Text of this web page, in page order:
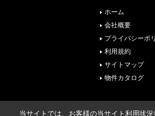
ホーム
会社概要
プライバシーポ
利用規約
サイトマップ
物件カタログ
当サイトでは、お客様の当サイト利用状